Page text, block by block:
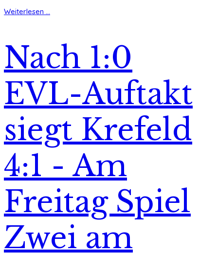
Weiterlesen ...
Nach 1:0
EVL-Auftakt
siegt Krefeld
4:1 - Am
Freitag Spiel
Zwei am